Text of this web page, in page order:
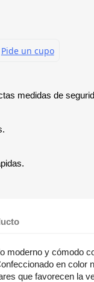
medidas de
moderno y cómodo
en color
que favorecen la